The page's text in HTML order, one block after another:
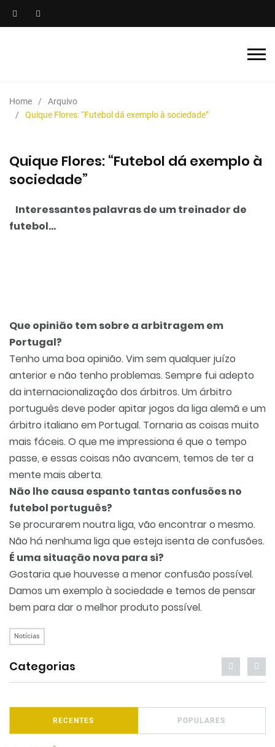
Home
Arquivo
Quique Flores: “Futebol dá exemplo à sociedade”
Quique Flores: “Futebol dá exemplo à
sociedade”
Interessantes palavras de um treinador de
futebol...
Que opinião tem sobre a arbitragem em
Portugal?
Tenho uma boa opinião. Vim sem qualquer juízo
anterior e não tenho problemas. Sempre fui adepto
da internacionalização dos árbitros. Um árbitro
português deve poder apitar jogos da liga alemã e um
árbitro italiano em Portugal. Tornaria as coisas muito
mais fáceis. O que me impressiona é que o tempo
passe, e essas coisas não avancem, temos de ter a
mente mais aberta.
Não lhe causa espanto tantas confusões no
futebol português?
Se procurarem noutra liga, vão encontrar o mesmo.
Não há nenhuma liga que esteja isenta de confusões.
É uma situação nova para si?
Gostaria que houvesse a menor confusão possível.
Damos um exemplo à sociedade e temos de pensar
bem para dar o melhor produto possível.
Notícias
Categorias
RECENTES POPULARES